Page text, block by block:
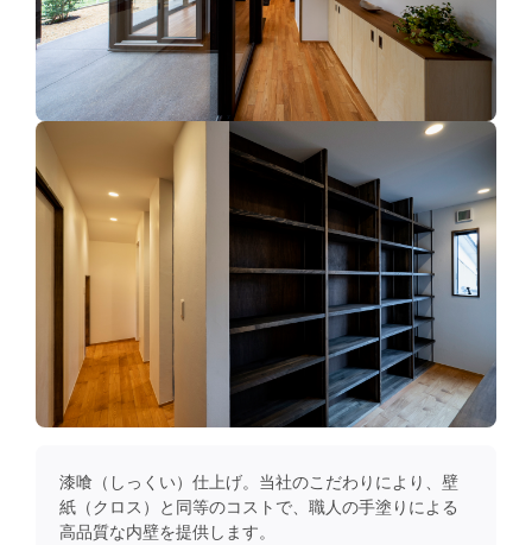
漆喰（しっくい）仕上げ。当社のこだわりにより、壁
紙（クロス）と同等のコストで、職人の手塗りによる
高品質な内壁を提供します。